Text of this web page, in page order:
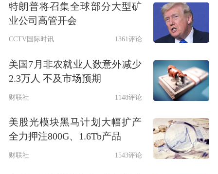
特朗普将召集全球部分大型矿
业公司高管开会
CCTV国际时讯 1361评论
美国7月非农就业人数意外减少
2.3万人 不及市场预期
财联社 1148评论
美股光模块黑马计划大幅扩产
全力押注800G、1.6Tb产品
财联社 1543评论